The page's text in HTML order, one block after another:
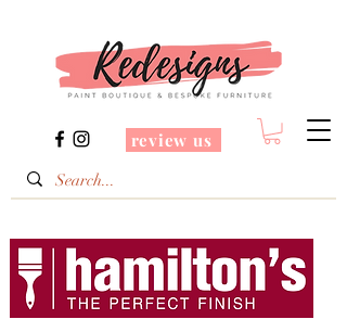
review us